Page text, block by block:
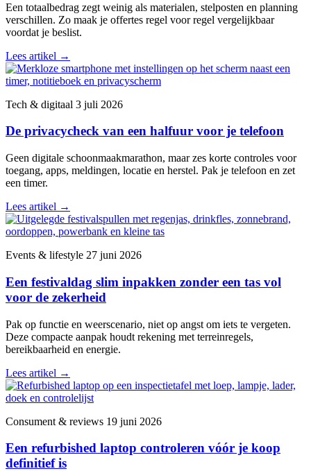
Een totaalbedrag zegt weinig als materialen, stelposten en planning
verschillen. Zo maak je offertes regel voor regel vergelijkbaar
voordat je beslist.
Lees artikel →
Tech & digitaal 3 juli 2026
De privacycheck van een halfuur voor je telefoon
Geen digitale schoonmaakmarathon, maar zes korte controles voor
toegang, apps, meldingen, locatie en herstel. Pak je telefoon en zet
een timer.
Lees artikel →
Events & lifestyle 27 juni 2026
Een festivaldag slim inpakken zonder een tas vol
voor de zekerheid
Pak op functie en weerscenario, niet op angst om iets te vergeten.
Deze compacte aanpak houdt rekening met terreinregels,
bereikbaarheid en energie.
Lees artikel →
Consument & reviews 19 juni 2026
Een refurbished laptop controleren vóór je koop
definitief is